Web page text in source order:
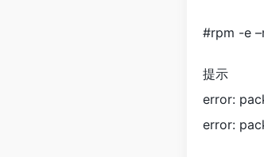
#rpm -e
提示
error:
error: